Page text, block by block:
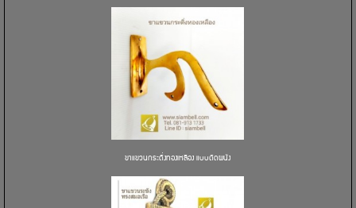
ขาแขวนกระดิ่งทองเหลือง แบบติดผนัง